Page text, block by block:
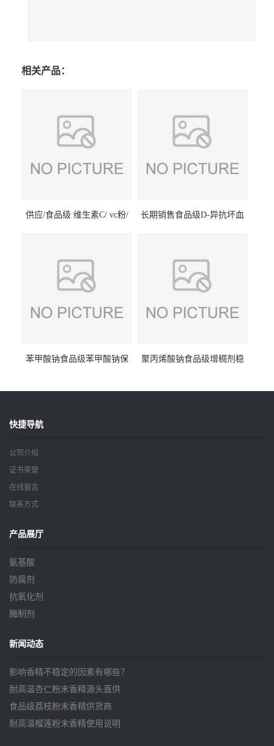
相关产品：
供应/食品级 维生素C/ vc粉/
长期销售食品级D-异抗坏血
苯甲酸钠食品级苯甲酸钠保
聚丙烯酸钠食品级增稠剂稳
快捷导航
公司介绍
证书荣誉
在线留言
联系方式
产品展厅
氨基酸
防腐剂
抗氧化剂
酶制剂
新闻动态
影响香精不稳定的因素有哪些？
耐高温杏仁粉末香精源头直供
食品级荔枝粉末香精供货商
耐高温榴莲粉末香精使用说明